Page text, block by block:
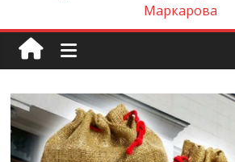
Маркарова